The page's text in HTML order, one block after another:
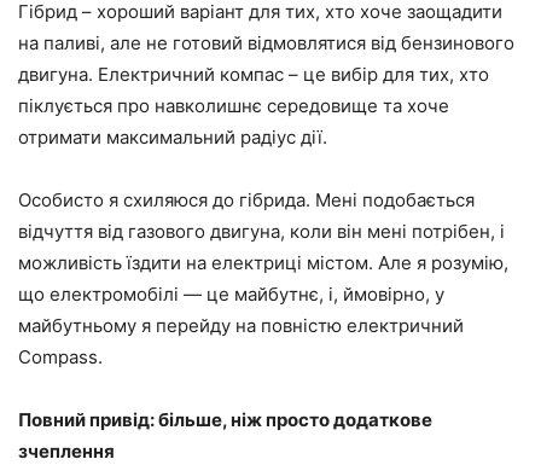
Гібрид – хороший варіант для тих, хто хоче заощадити
на паливі, але не готовий відмовлятися від бензинового
двигуна. Електричний компас – це вибір для тих, хто
піклується про навколишнє середовище та хоче
отримати максимальний радіус дії.
Особисто я схиляюся до гібрида. Мені подобається
відчуття від газового двигуна, коли він мені потрібен, і
можливість їздити на електриці містом. Але я розумію,
що електромобілі — це майбутнє, і, ймовірно, у
майбутньому я перейду на повністю електричний
Compass.
Повний привід: більше, ніж просто додаткове
зчеплення